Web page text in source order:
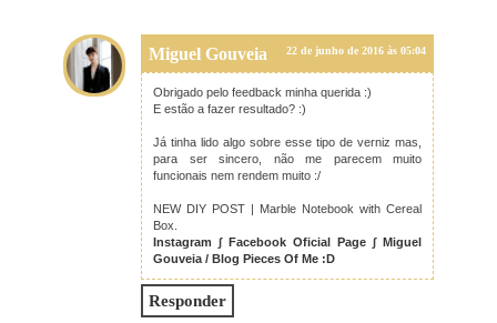
Miguel Gouveia 22 de junho de 2016 às 05:04
Obrigado pelo feedback minha querida :)
E estão a fazer resultado? :)
Já tinha lido algo sobre esse tipo de verniz mas,
para ser sincero, não me parecem muito
funcionais nem rendem muito :/
NEW DIY POST | Marble Notebook with Cereal
Box.
Instagram ∫ Facebook Oficial Page ∫ Miguel
Gouveia / Blog Pieces Of Me :D
Responder